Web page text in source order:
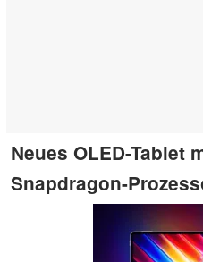
Neues OLED-Tablet
Snapdragon-